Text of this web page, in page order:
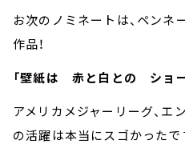
お次のノミネートは、ペンネ
作品！
「壁紙は 赤と白との ショー
アメリカメジャーリーグ、エ
の活躍は本当にスゴかったで